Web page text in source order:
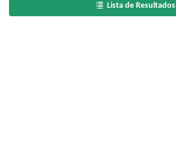
Lista de Resultados